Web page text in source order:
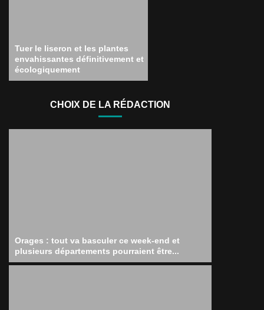
Tuer le liseron et les plantes
envahissantes définitivement et
écologiquement
CHOIX DE LA RÉDACTION
Orages : tout va basculer ce week-end et
plusieurs départements pourraient être...